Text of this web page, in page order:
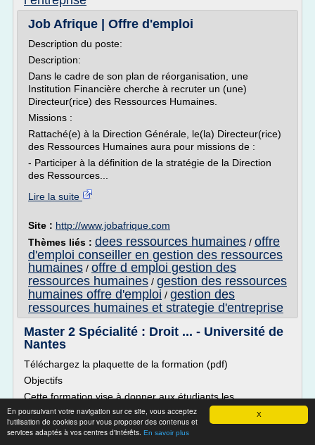
X
En poursuivant votre navigation sur ce site, vous acceptez
l'utilisation de cookies pour vous proposer des contenus et
services adaptés à vos centres d'intérêts. En savoir plus
Job Afrique | Offre d'emploi
Description du poste:
Description:
Dans le cadre de son plan de réorganisation, une
Institution Financière cherche à recruter un (une)
Directeur(rice) des Ressources Humaines.
Missions :
Rattaché(e) à la Direction Générale, le(la) Directeur(rice)
des Ressources Humaines aura pour missions de :
- Participer à la définition de la stratégie de la Direction
des Ressources...
Lire la suite
Site : http://www.jobafrique.com
Thèmes liés : dees ressources humaines / offre
d'emploi conseiller en gestion des ressources
humaines / offre d emploi gestion des
ressources humaines / gestion des ressources
humaines offre d'emploi / gestion des
ressources humaines et strategie d'entreprise
Master 2 Spécialité : Droit ... - Université de
Nantes
Téléchargez la plaquette de la formation (pdf)
Objectifs
Cette formation vise à donner aux étudiants les
connaissances et les savoir-faire nécessaires à la
conception et au pilotage des activités de gestion de
ressources humaines et former des professionnels à la fois